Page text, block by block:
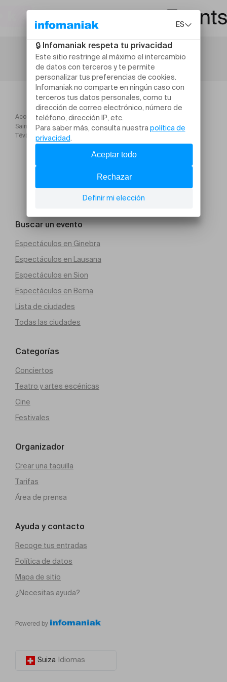
Acogida
Saints poètes mystiques d’Inde du Sud Chants shivaïtes du
Tēvāram
Buscar un evento
Espectáculos en Ginebra
Espectáculos en Lausana
Espectáculos en Sion
Espectáculos en Berna
Lista de ciudades
Todas las ciudades
Categorías
Conciertos
Teatro y artes escénicas
Cine
Festivales
Organizador
Crear una taquilla
Tarifas
Área de prensa
Ayuda y contacto
Recoge tus entradas
Política de datos
Mapa de sitio
¿Necesitas ayuda?
Powered by
Suiza Idiomas